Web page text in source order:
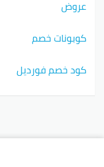
عروض
كوبونات خصم
كود خصم فورديل